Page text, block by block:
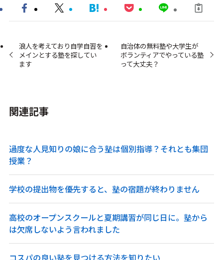
浪人を考えており自学自習を
メインとする塾を探してい
ます
自治体の無料塾や大学生が
ボランティアでやっている塾
って大丈夫？
関連記事
過度な人見知りの娘に合う塾は個別指導？それとも集団
授業？
学校の提出物を優先すると、塾の宿題が終わりません
高校のオープンスクールと夏期講習が同じ日に。塾から
は欠席しないよう言われました